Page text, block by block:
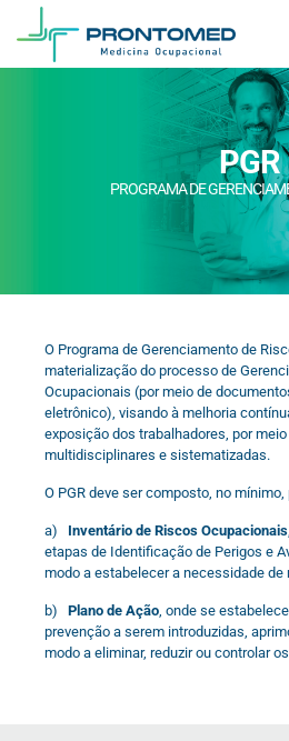
PGR
PROGRAMA DE
O Programa de Gerenciamento de
materialização do processo de
Ocupacionais (por meio de
eletrônico), visando à melhoria
exposição dos trabalhadores, por
multidisciplinares e sistematizadas.
O PGR deve ser composto, no
a) Inventário de Riscos Ocupacionais
etapas de Identificação de Perigos e
modo a estabelecer a necessidade de
b) Plano de Ação, onde se
prevenção a serem introduzidas,
modo a eliminar, reduzir ou controlar